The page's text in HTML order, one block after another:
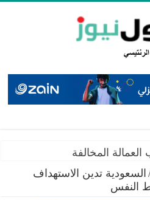
المخالفة
السعودية تدين الاستهداف
النفس